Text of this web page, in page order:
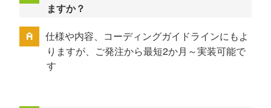
ますか？
仕様や内容、コーディングガイドラインにもよ
りますが、ご発注から最短2か月～実装可能で
す